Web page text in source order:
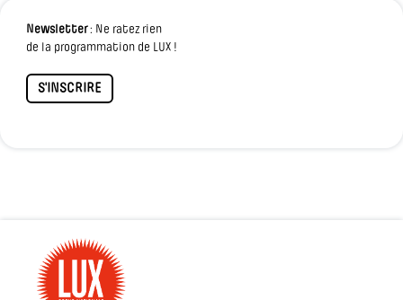
Newsletter: Ne ratez rien
de la programmation de LUX !
S'INSCRIRE